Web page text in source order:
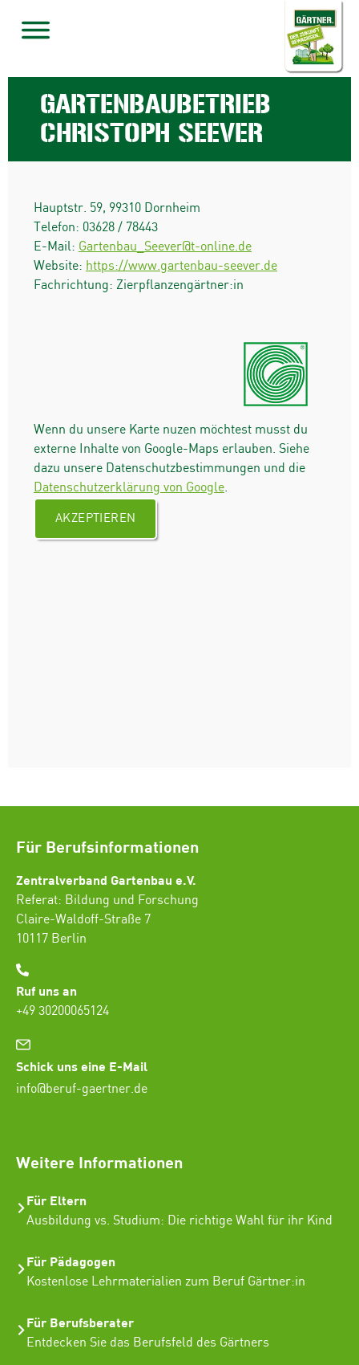
GARTENBAUBETRIEB
CHRISTOPH SEEVER
Hauptstr. 59, 99310 Dornheim
Telefon: 03628 / 78443
E-Mail: Gartenbau_Seever@t-online.de
Website: https://www.gartenbau-seever.de
Fachrichtung: Zierpflanzengärtner:in
Wenn du unsere Karte nuzen möchtest musst du
externe Inhalte von Google-Maps erlauben. Siehe
dazu unsere Datenschutzbestimmungen und die
Datenschutzerklärung von Google.
AKZEPTIEREN
Für Berufsinformationen
Zentralverband Gartenbau e.V.
Referat: Bildung und Forschung
Claire-Waldoff-Straße 7
10117 Berlin
Ruf uns an
+49 30200065124
Schick uns eine E-Mail
info@beruf-gaertner.de
Weitere Informationen
Für Eltern
Ausbildung vs. Studium: Die richtige Wahl für ihr Kind
Für Pädagogen
Kostenlose Lehrmaterialien zum Beruf Gärtner:in
Für Berufsberater
Entdecken Sie das Berufsfeld des Gärtners